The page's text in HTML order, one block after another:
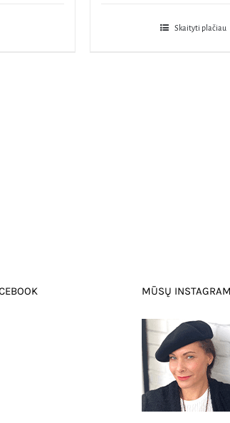
50,00€.42,50€.
Skaityti plačiau
MŪSŲ INSTAGRAM